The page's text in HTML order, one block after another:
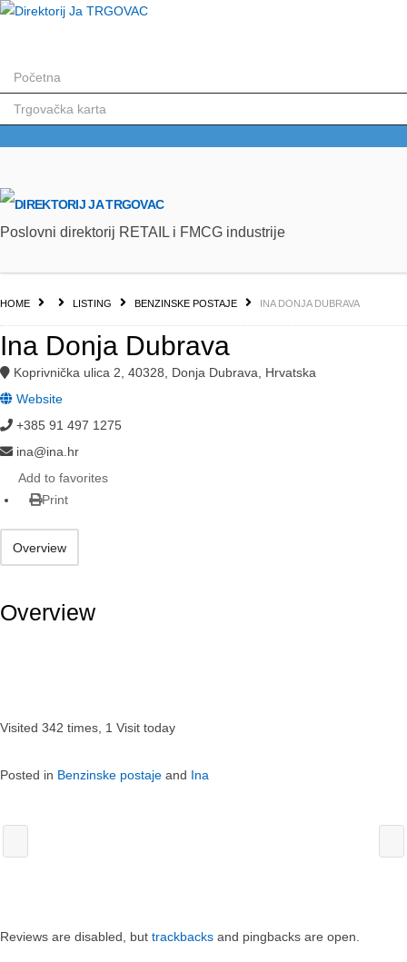
Početna
Trgovačka karta
Poslovni direktorij RETAIL i FMCG industrije
HOME LISTING BENZINSKE POSTAJE INA DONJA DUBRAVA
Ina Donja Dubrava
Koprivnička ulica 2, 40328, Donja Dubrava, Hrvatska
Website
+385 91 497 1275
ina@ina.hr
Add to favorites
Print
Overview
Overview
Visited 342 times, 1 Visit today
Posted in Benzinske postaje and Ina
Reviews are disabled, but trackbacks and pingbacks are open.